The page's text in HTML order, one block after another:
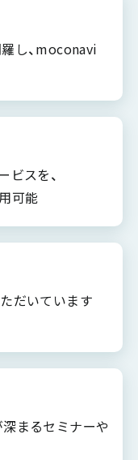
し、moconavi
ビスを、
可能
だいています
まるセミナーや